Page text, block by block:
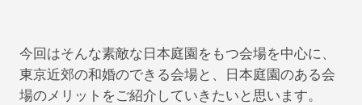
今回はそんな素敵な日本庭園をもつ会場を中心に、
東京近郊の和婚のできる会場と、日本庭園のある会
場のメリットをご紹介していきたいと思います。